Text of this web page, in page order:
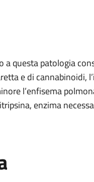
questa patologia
e di cannabinoidi,
l’enfisema
enzima